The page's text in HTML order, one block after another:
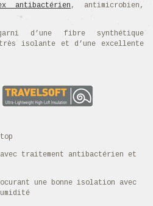
antibactérien , antimicrobien,
d’une fibre synthétique
isolante et d’une excellente
traitement antibactérien et
une bonne isolation avec